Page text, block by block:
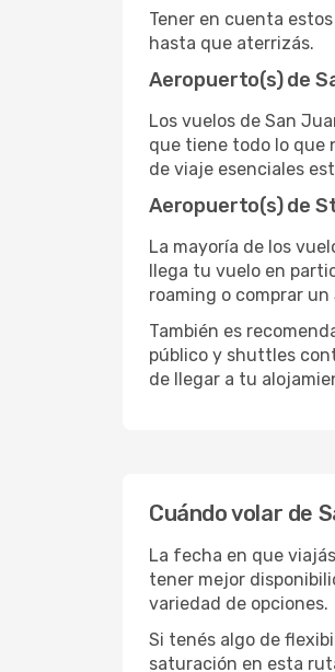
Tener en cuenta
hasta que aterrizás.
Aeropuerto(s) de
Los vuelos de San
que tiene todo lo que
de viaje esenciales
Aeropuerto(s) de
La mayoría de los
llega tu vuelo en
roaming o comprar
También es
público y shuttles
de llegar a tu
Cuándo volar de
La fecha en que
tener mejor
variedad de opciones.
Si tenés algo de
saturación en esta